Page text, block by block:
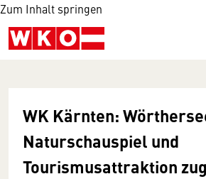
Zum Inhalt springen
WK Kärnten:
Naturschauspiel und
Tourismusattraktion